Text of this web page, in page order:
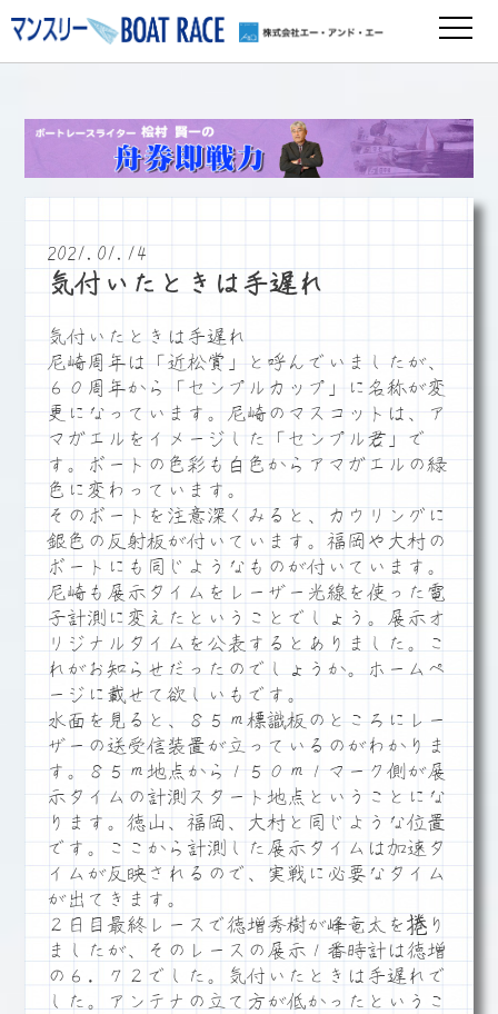
2021.01.14
気付いたときは手遅れ
気付いたときは手遅れ
尼崎周年は「近松賞」と呼んでいましたが、
６０周年から「センプルカップ」に名称が変
更になっています。尼崎のマスコットは、ア
マガエルをイメージした「センプル君」で
す。ボートの色彩も白色からアマガエルの緑
色に変わっています。
そのボートを注意深くみると、カウリングに
銀色の反射板が付いています。福岡や大村の
ボートにも同じようなものが付いています。
尼崎も展示タイムをレーザー光線を使った電
子計測に変えたということでしょう。展示オ
リジナルタイムを公表するとありました。こ
れがお知らせだったのでしょうか。ホームペ
ージに載せて欲しいもです。
水面を見ると、８５ｍ標識板のところにレー
ザーの送受信装置が立っているのがわかりま
す。８５ｍ地点から１５０ｍ１マーク側が展
示タイムの計測スタート地点ということにな
ります。徳山、福岡、大村と同じような位置
です。ここから計測した展示タイムは加速タ
イムが反映されるので、実戦に必要なタイム
が出てきます。
２日目最終レースで徳増秀樹が峰竜太を捲り
ましたが、そのレースの展示１番時計は徳増
の６．７２でした。気付いたときは手遅れで
した。アンテナの立て方が低かったというこ